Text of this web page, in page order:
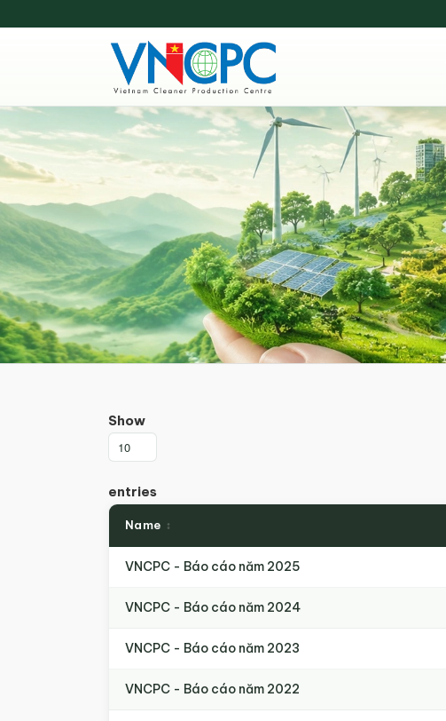
Show
entries
Name
VNCPC - Báo cáo năm 2025
VNCPC - Báo cáo năm 2024
VNCPC - Báo cáo năm 2023
VNCPC - Báo cáo năm 2022